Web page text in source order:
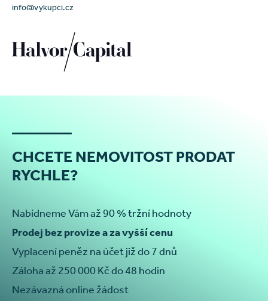
info@vykupci.cz
CHCETE NEMOVITOST PRODAT
RYCHLE?
Nabídneme Vám až 90 % tržní hodnoty
Prodej bez provize a za vyšší cenu
Vyplacení peněz na účet již do 7 dnů
Záloha až 250 000 Kč do 48 hodin
Nezávazná online žádost